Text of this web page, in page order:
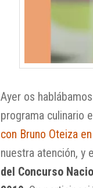
Ayer os
programa culinario
con Bruno Oteiza
nuestra atención, y
del Concurso